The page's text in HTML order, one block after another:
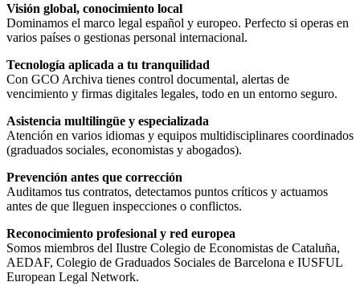
Visión global, conocimiento local
Dominamos el marco legal español y europeo. Perfecto si operas en
varios países o gestionas personal internacional.
Tecnología aplicada a tu tranquilidad
Con GCO Archiva tienes control documental, alertas de
vencimiento y firmas digitales legales, todo en un entorno seguro.
Asistencia multilingüe y especializada
Atención en varios idiomas y equipos multidisciplinares coordinados
(graduados sociales, economistas y abogados).
Prevención antes que corrección
Auditamos tus contratos, detectamos puntos críticos y actuamos
antes de que lleguen inspecciones o conflictos.
Reconocimiento profesional y red europea
Somos miembros del Ilustre Colegio de Economistas de Cataluña,
AEDAF, Colegio de Graduados Sociales de Barcelona e IUSFUL
European Legal Network.